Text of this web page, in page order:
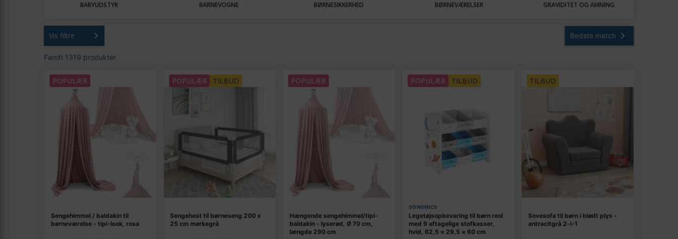
BABYUDSTYR BARNEVOGNE BØRNESIKKERHED BØRNEVÆRELSER GRAVIDITET OG AMNING
Vis filtre
Fandt 1319 produkter
POPULÆR
Sengehimmel / baldakin til
børneværelse - tipi-look, rosa
POPULÆR TILBUD
Sengehest til børneseng 200 x
25 cm mørkegrå
POPULÆR
Hængende sengehimmel/tipi-
baldakin - lyserød, Ø 70 cm,
længde 290 cm
POPULÆR TILBUD
SONGMICS
Legetøjsopbevaring til børn reol
med 9 aftagelige stofkasser,
hvid, 62,5 × 29,5 × 60 cm
TILBUD
Sovesofa til børn i blødt plys -
antracitgrå 2‑i‑1